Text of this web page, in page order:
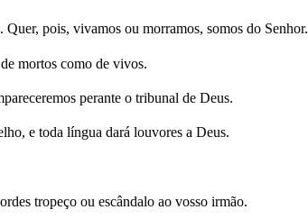
pois, vivamos ou morramos, somos do Senhor.
mortos como de vivos.
perante o tribunal de Deus.
e toda língua dará louvores a Deus.
tropeço ou escândalo ao vosso irmão.